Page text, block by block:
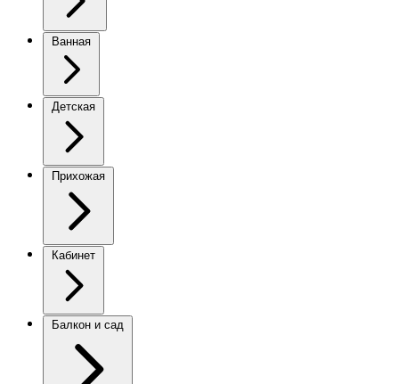
Ванная
Детская
Прихожая
Кабинет
Балкон и сад